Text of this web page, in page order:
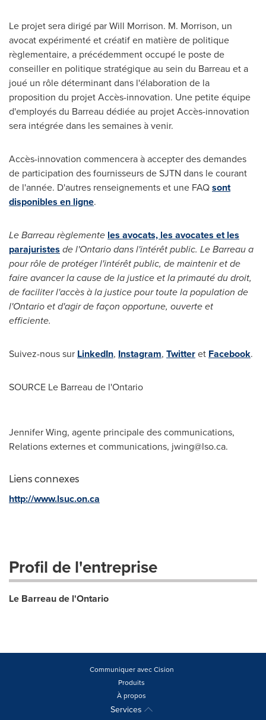
Le projet sera dirigé parWill Morrison. M. Morrison, un
avocat expérimenté et créatif en matière de politique
règlementaire, a précédemment occupé le poste de
conseiller en politique stratégique au sein du Barreau et a
joué un rôle déterminant dans l'élaboration de la
proposition du projet Accès-innovation. Une petite équipe
d'employés du Barreau dédiée au projet Accès-innovation
sera intégrée dans les semaines à venir.
Accès-innovation commencera à accepter des demandes
de participation des fournisseurs de SJTN dans le courant
de l'année. D'autres renseignements et une FAQsont
disponibles en ligne.
Le Barreaurèglemente les avocats, les avocates et les
parajuristes de l'Ontariodans l'intérêt public. Le Barreaua
pour rôle de protéger l'intérêt public, de maintenir et de
faire avancer la cause de la justice et la primauté du droit,
de faciliter l'accès à la justice pour toute la population de
l'Ontarioet d'agir de façon opportune, ouverte et
efficiente.
Suivez-nous sur LinkedIn, Instagram, Twitteret Facebook.
SOURCE Le Barreau de l'Ontario
Jennifer Wing, agente principale des communications,
Relations externes et communications, jwing@lso.ca.
Liens connexes
http://www.lsuc.on.ca
Profil de l'entreprise
Le Barreau de l'Ontario
Communiquer avec Cision
Produits
À propos
Services